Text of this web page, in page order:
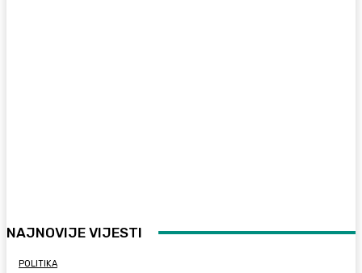
NAJNOVIJE VIJESTI
POLITIKA